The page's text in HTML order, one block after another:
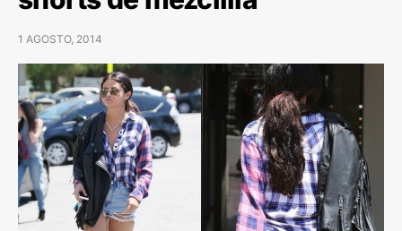
1 AGOSTO, 2014